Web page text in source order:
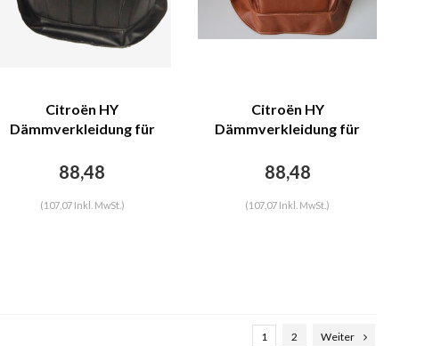
Citroën HY
Dämmverkleidung für
Kunstleder mit Bahnen
88,48
(107,07 Inkl. MwSt.)
Citroën HY
Dämmverkleidung für
Kunstleder Citroën HY
88,48
(107,07 Inkl. MwSt.)
1 2 Weiter